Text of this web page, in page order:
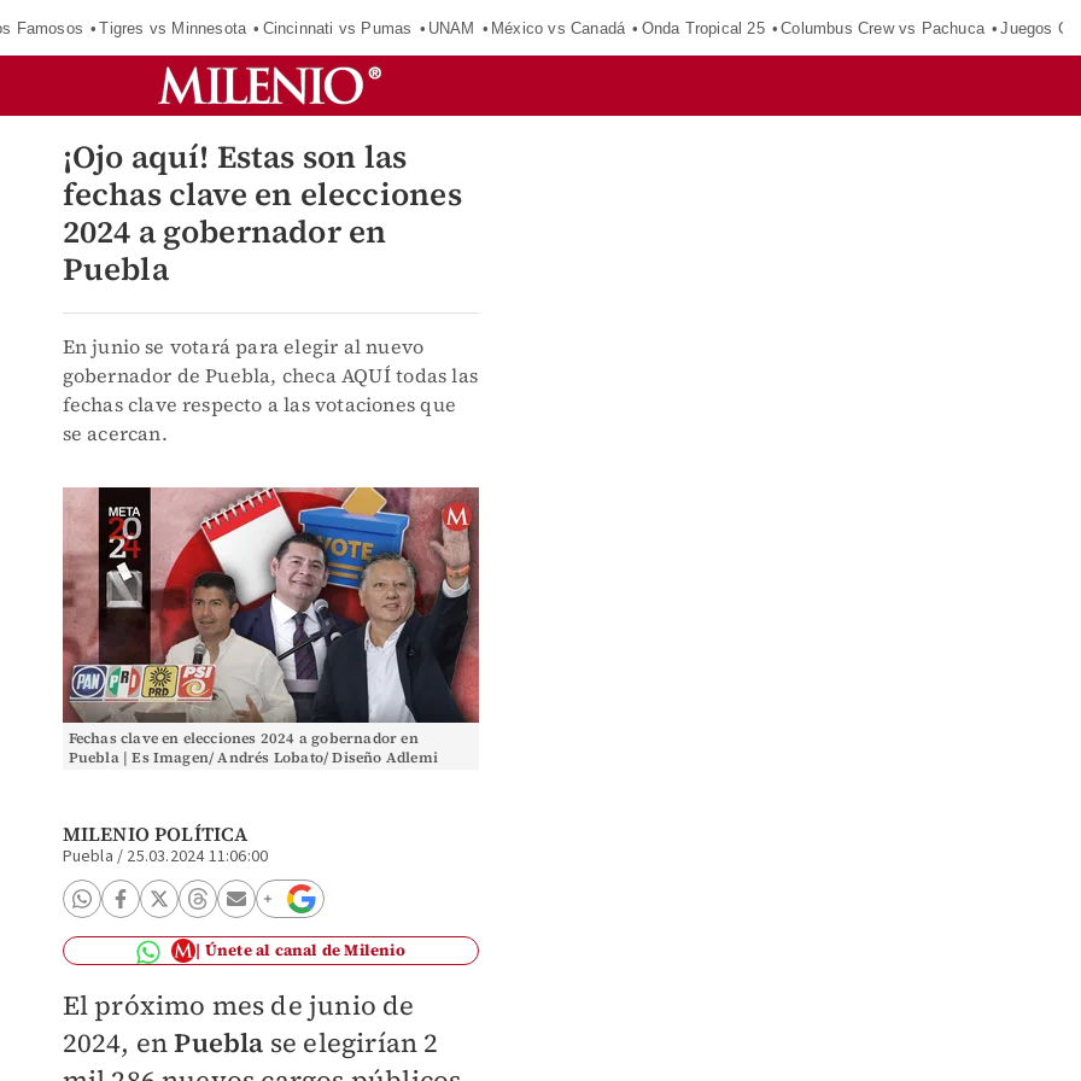
Famosos Tigres vs Minnesota Cincinnati vs Pumas UNAM México vs Canadá Onda Tropical 25 Columbus Crew vs Pachuca Juegos
¡Ojo aquí! Estas son las
fechas clave en elecciones
2024 a gobernador en
Puebla
En junio se votará para elegir al nuevo
gobernador de Puebla, checa AQUÍ todas las
fechas clave respecto a las votaciones que
se acercan.
Fechas clave en elecciones 2024 a gobernador en
Puebla | Es Imagen/ Andrés Lobato/ Diseño Adlemi
MILENIO POLÍTICA
Puebla / 25.03.2024 11:06:00
Únete al canal de Milenio
El próximo mes de junio de
2024, enPuebla se elegirían 2